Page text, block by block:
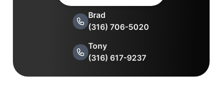
Brad
(316) 706-5020
Tony
(316) 617-9237